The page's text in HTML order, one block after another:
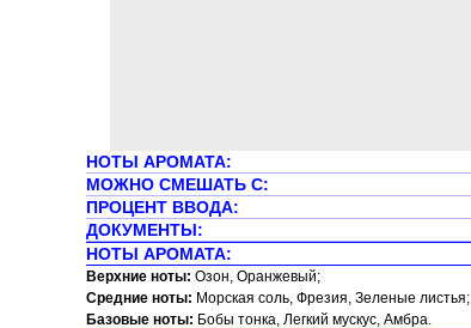
НОТЫ АРОМАТА:
МОЖНО СМЕШАТЬ С:
ПРОЦЕНТ ВВОДА:
ДОКУМЕНТЫ:
НОТЫ АРОМАТА:
Верхние ноты: Озон, Оранжевый;
Средние ноты: Морская соль, Фрезия, Зеленые листья;
Базовые ноты: Бобы тонка, Легкий мускус, Амбра.